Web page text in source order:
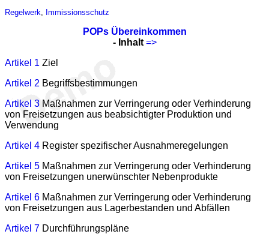
Regelwerk Immissionsschutz
POPs Übereinkommen
- Inhalt =>
Artikel 1 Ziel
Artikel 2 Begriffsbestimmungen
Artikel 3 Maßnahmen zur Verringerung oder Verhinderung
von Freisetzungen aus beabsichtigter Produktion und
Verwendung
Artikel 4 Register spezifischer Ausnahmeregelungen
Artikel 5 Maßnahmen zur Verringerung oder Verhinderung
von Freisetzungen unerwünschter Nebenprodukte
Artikel 6 Maßnahmen zur Verringerung oder Verhinderung
von Freisetzungen aus Lagerbestanden und Abfällen
Artikel 7 Durchführungspläne